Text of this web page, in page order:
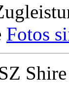
Fotos